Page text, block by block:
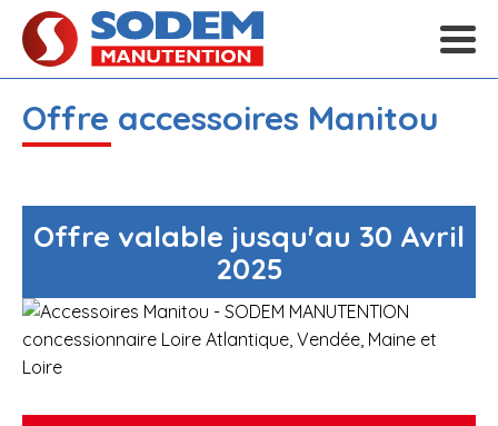
Offre accessoires Manitou
Offre valable jusqu'au 30 Avril
2025